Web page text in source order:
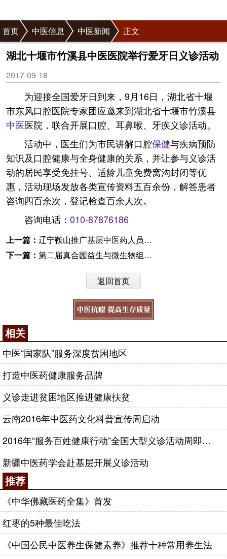
首页 中医信息 中医新闻 正文
湖北十堰市竹溪县中医医院举行爱牙日义诊活动
2017-09-18
为迎接全国爱牙日到来，9月16日，湖北省十堰
市东风口腔医院专家团应邀来到湖北省十堰市竹溪县
中医医院，联合开展口腔、耳鼻喉、牙疾义诊活动。
活动中，医生们为市民讲解口腔保健与疾病预防
知识及口腔健康与全身健康的关系，并让参与义诊活
动的居民享受免挂号、适龄儿童免费窝沟封闭等优
惠，活动现场发放各类宣传资料五百余份，解答患者
咨询四百余次，登记检查百余人次。
咨询电话： 010-87876186
上一篇： 辽宁鞍山推广基层中医药人员继续教育
下一篇： 第二届真合园益生与微生物组研发、应用与发展合作论坛在天津举行
返回首页
相关
中医“国家队”服务深度贫困地区
打造中医药健康服务品牌
义诊走进贫困地区推进健康扶贫
云南2016年中医药文化科普宣传周启动
2016年“服务百姓健康行动”全国大型义诊活动周即将开幕
新疆中医药学会赴基层开展义诊活动
推荐
《中华佛藏医药全集》首发
红枣的5种最佳吃法
《中国公民中医养生保健素养》推荐十种常用养生法